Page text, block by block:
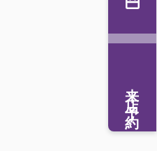
来店予約